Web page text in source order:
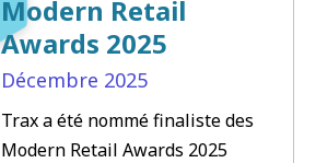
Modern Retail
Awards 2025
Décembre 2025
Trax a été nommé finaliste des
Modern Retail Awards 2025